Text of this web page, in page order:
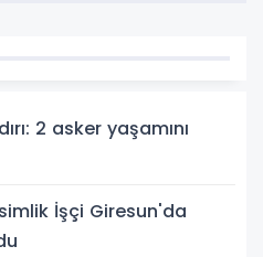
2 asker yaşamını
İşçi Giresun'da